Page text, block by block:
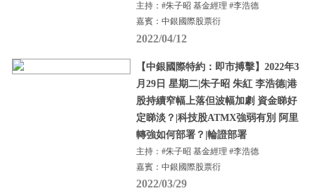
主持：#朱子昭 基金經理 #李浩德
嘉賓：中銀國際股票衍
2022/04/12
【中銀國際特約：即市搏擊】2022年3
月29日 星期二|朱子昭 朱紅 李浩德|港
股持續窄幅上落但波幅加劇 資金睇好
定睇淡？|科技股ATMX強弱有別 阿里
轉強如何部署？|輪證部署
主持：#朱子昭 基金經理 #李浩德
嘉賓：中銀國際股票衍
2022/03/29